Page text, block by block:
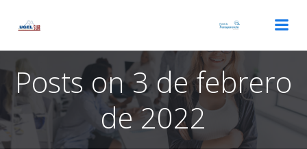
Posts on 3 de febrero
de 2022